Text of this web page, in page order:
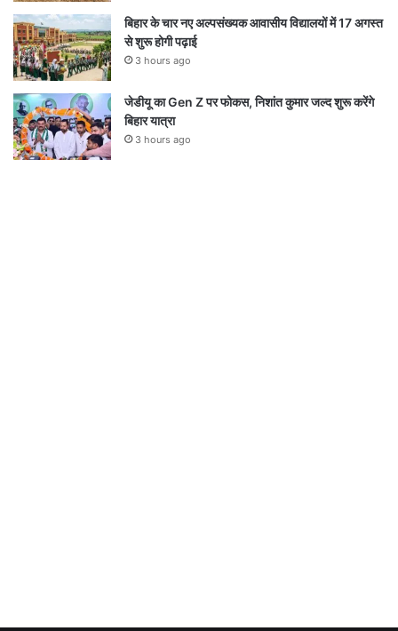
बिहार के चार नए अल्पसंख्यक आवासीय विद्यालयों में 17 अगस्त
से शुरू होगी पढ़ाई
3 hours ago
जेडीयू का Gen Z पर फोकस, निशांत कुमार जल्द शुरू करेंगे
बिहार यात्रा
3 hours ago